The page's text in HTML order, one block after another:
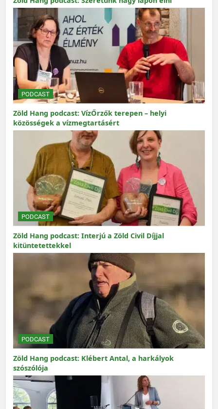
PODCAST
Zöld Hang podcast: VízŐrzők terepen – helyi
közösségek a vízmegtartásért
PODCAST
Zöld Hang podcast: Interjú a Zöld Civil Díjjal
kitüntetettekkel
PODCAST
Zöld Hang podcast: Klébert Antal, a harkályok
szószólója